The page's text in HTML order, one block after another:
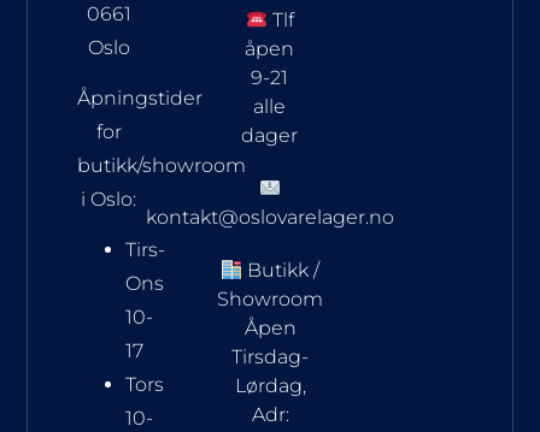
0661
Oslo
Åpningstider
for
butikk/showroom
i Oslo:
Tirs-
Ons
10-
17
Tors
10-
Tlf
åpen
9-21
alle
dager
kontakt@oslovarelager.no
Butikk /
Showroom
Åpen
Tirsdag-
Lørdag,
Adr: